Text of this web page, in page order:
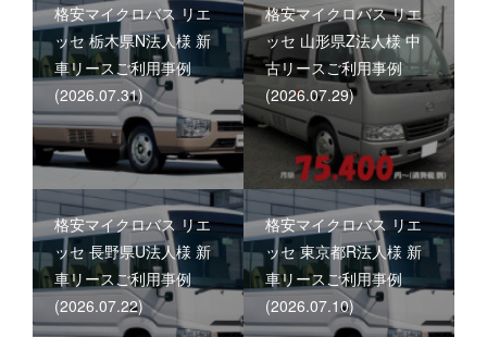
格安マイクロバス リエ
ッセ 栃木県N法人様 新
車リースご利用事例
(2026.07.31)
格安マイクロバス リエ
ッセ 山形県Z法人様 中
古リースご利用事例
(2026.07.29)
格安マイクロバス リエ
ッセ 長野県U法人様 新
車リースご利用事例
(2026.07.22)
格安マイクロバス リエ
ッセ 東京都R法人様 新
車リースご利用事例
(2026.07.10)